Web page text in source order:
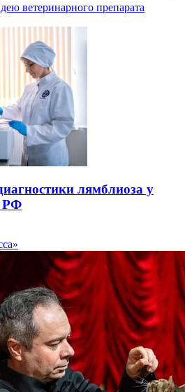
ветеринарного препарата
лямблиоза у
РФ